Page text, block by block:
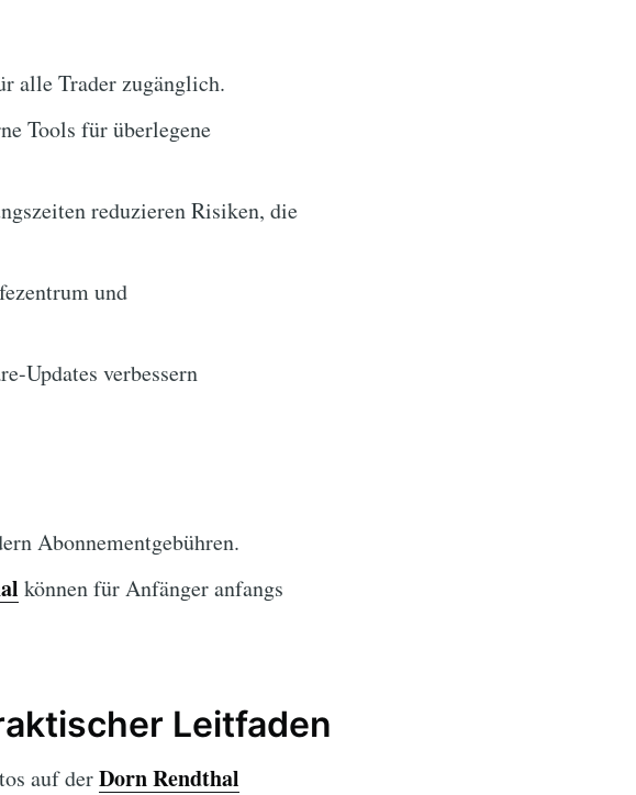
alle Trader zugänglich.
Tools für überlegene
reduzieren Risiken, die
und
Updates verbessern
Abonnementgebühren.
können für Anfänger anfangs
Leitfaden
auf derDorn Rendthal